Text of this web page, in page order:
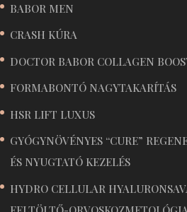
BABOR MEN
CRASH KÚRA
DOCTOR BABOR COLLAGEN
FORMABONTÓ NAGYTAKARÍTÁS
HSR LIFT LUXUS
GYÓGYNÖVÉNYES “CURE”
ÉS NYUGTATÓ KEZELÉS
HYDRO CELLULAR